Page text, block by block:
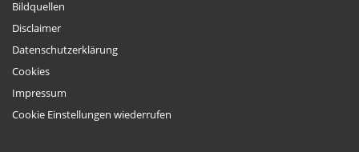
Bildquellen
Disclaimer
Datenschutzerklärung
Cookies
Impressum
Cookie Einstellungen wiederrufen